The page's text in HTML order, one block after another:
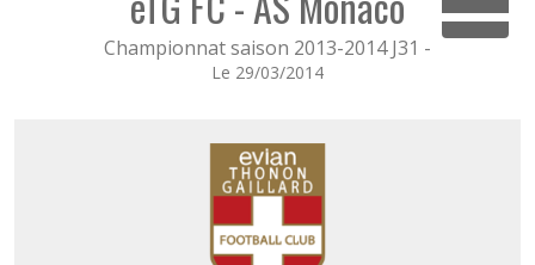
Championnat saison 2013-2014 J31 -
Le 29/03/2014